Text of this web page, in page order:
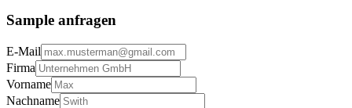
Sample anfragen
E-Mail
Firma
Vorname
Nachname